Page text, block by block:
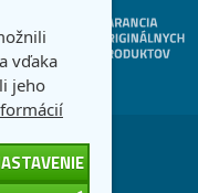
vďaka
jeho